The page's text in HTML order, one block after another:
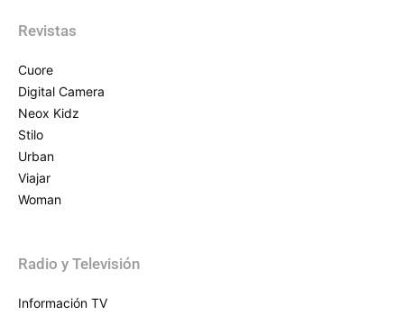
Revistas
Cuore
Digital Camera
Neox Kidz
Stilo
Urban
Viajar
Woman
Radio y Televisión
Información TV